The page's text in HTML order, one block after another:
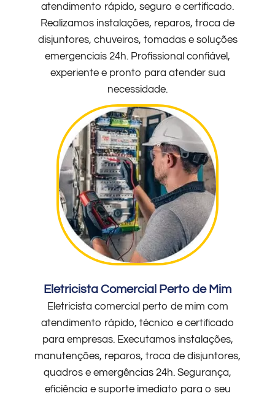
atendimento rápido, seguro e certificado.
Realizamos instalações, reparos, troca de
disjuntores, chuveiros, tomadas e soluções
emergenciais 24h. Profissional confiável,
experiente e pronto para atender sua
necessidade.
Eletricista Comercial Perto de Mim
Eletricista comercial perto de mim com
atendimento rápido, técnico e certificado
para empresas. Executamos instalações,
manutenções, reparos, troca de disjuntores,
quadros e emergências 24h. Segurança,
eficiência e suporte imediato para o seu